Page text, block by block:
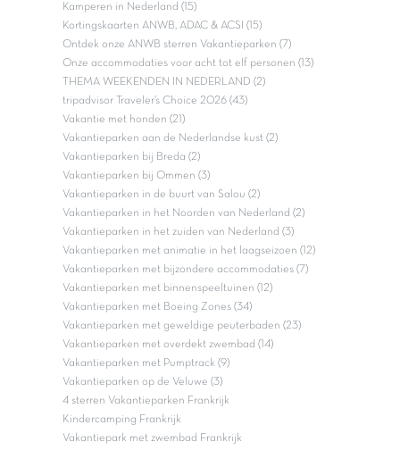
Kamperen in Nederland (15)
Kortingskaarten ANWB, ADAC & ACSI (15)
Ontdek onze ANWB sterren Vakantieparken (7)
Onze accommodaties voor acht tot elf personen (13)
THEMA WEEKENDEN IN NEDERLAND (2)
tripadvisor Traveler’s Choice 2026 (43)
Vakantie met honden (21)
Vakantieparken aan de Nederlandse kust (2)
Vakantieparken bij Breda (2)
Vakantieparken bij Ommen (3)
Vakantieparken in de buurt van Salou (2)
Vakantieparken in het Noorden van Nederland (2)
Vakantieparken in het zuiden van Nederland (3)
Vakantieparken met animatie in het laagseizoen (12)
Vakantieparken met bijzondere accommodaties (7)
Vakantieparken met binnenspeeltuinen (12)
Vakantieparken met Boeing Zones (34)
Vakantieparken met geweldige peuterbaden (23)
Vakantieparken met overdekt zwembad (14)
Vakantieparken met Pumptrack (9)
Vakantieparken op de Veluwe (3)
4 sterren Vakantieparken Frankrijk
Kindercamping Frankrijk
Vakantiepark met zwembad Frankrijk